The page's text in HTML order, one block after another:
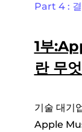
Part 4 :
1부
란 무
기술 대기
Apple